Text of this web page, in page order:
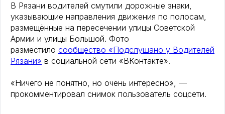
В Рязани водителей смутили дорожные знаки,
указывающие направления движения по полосам,
размещённые на пересечении улицы Советской
Армии и улицы Большой. Фото
разместило сообщество «Подслушано у Водителей
Рязани» в социальной сети «ВКонтакте».
«Ничего не понятно, но очень интересно», —
прокомментировал снимок пользователь соцсети.